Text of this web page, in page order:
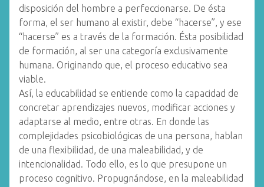
disposición del hombre a perfeccionarse. De ésta
forma, el ser humano al existir, debe “hacerse”, y ese
“hacerse” es a través de la formación. Ésta posibilidad
de formación, al ser una categoría exclusivamente
humana. Originando que, el proceso educativo sea
viable.
Así, la educabilidad se entiende como la capacidad de
concretar aprendizajes nuevos, modificar acciones y
adaptarse al medio, entre otras. En donde las
complejidades psicobiológicas de una persona, hablan
de una flexibilidad, de una maleabilidad, y de
intencionalidad. Todo ello, es lo que presupone un
proceso cognitivo. Propugnándose, en la maleabilidad